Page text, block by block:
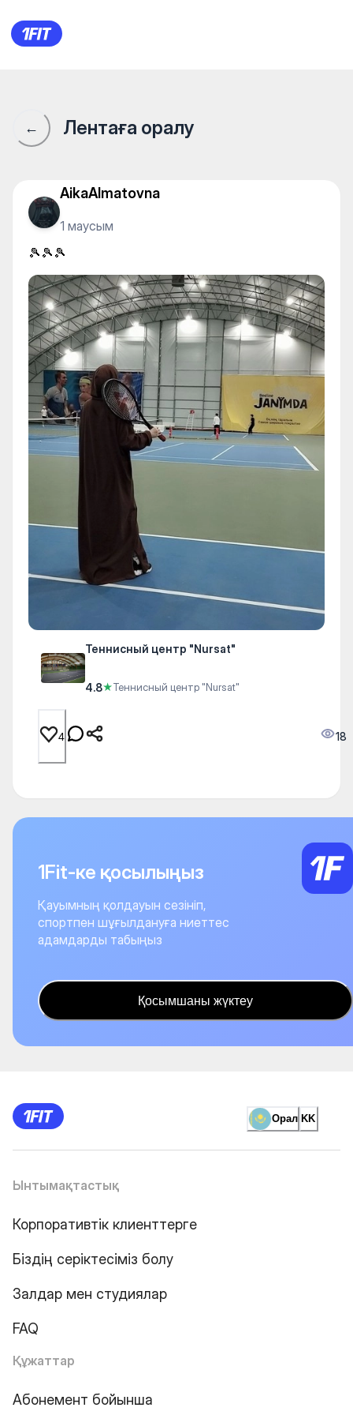
Теннисный центр "Nursat"
← Лентаға оралу
AikaAlmatovna
1 маусым
🎾🎾🎾
Теннисный центр "Nursat"
4.8★Теннисный центр "Nursat"
4 18
1Fit-ке қосылыңыз
Қауымның қолдауын сезініп,
спортпен шұғылдануға ниеттес
адамдарды табыңыз
Қосымшаны жүктеу
Орал KK
Ынтымақтастық
Корпоративтік клиенттерге
Біздің серіктесіміз болу
Залдар мен студиялар
FAQ
Құжаттар
Абонемент бойынша